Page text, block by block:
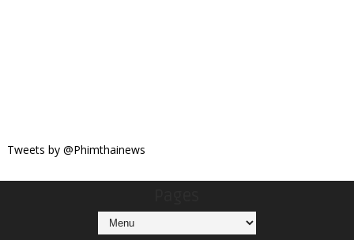
Tweets by @Phimthainews